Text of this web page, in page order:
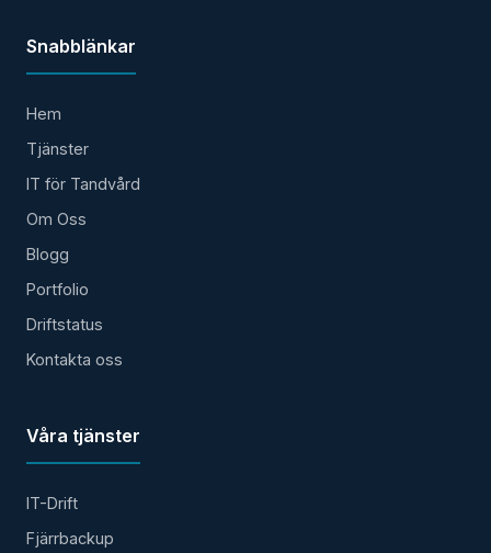
Snabblänkar
Hem
Tjänster
IT för Tandvård
Om Oss
Blogg
Portfolio
Driftstatus
Kontakta oss
Våra tjänster
IT-Drift
Fjärrbackup